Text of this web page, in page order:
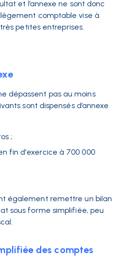
et l’annexe ne sont donc
comptable vise à
petites entreprises.
dépassent pas au moins
sont dispensés d’annexe
;
fin d'exercice à 700 000
également remettre un bilan
sous forme simplifiée, peu
des comptes